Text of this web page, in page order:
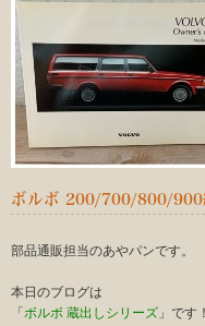
ボルボ 200/700/800/900
部品通販担当のあやパンです。
本日のブログは
「ボルボ 蔵出しシリーズ 」です！